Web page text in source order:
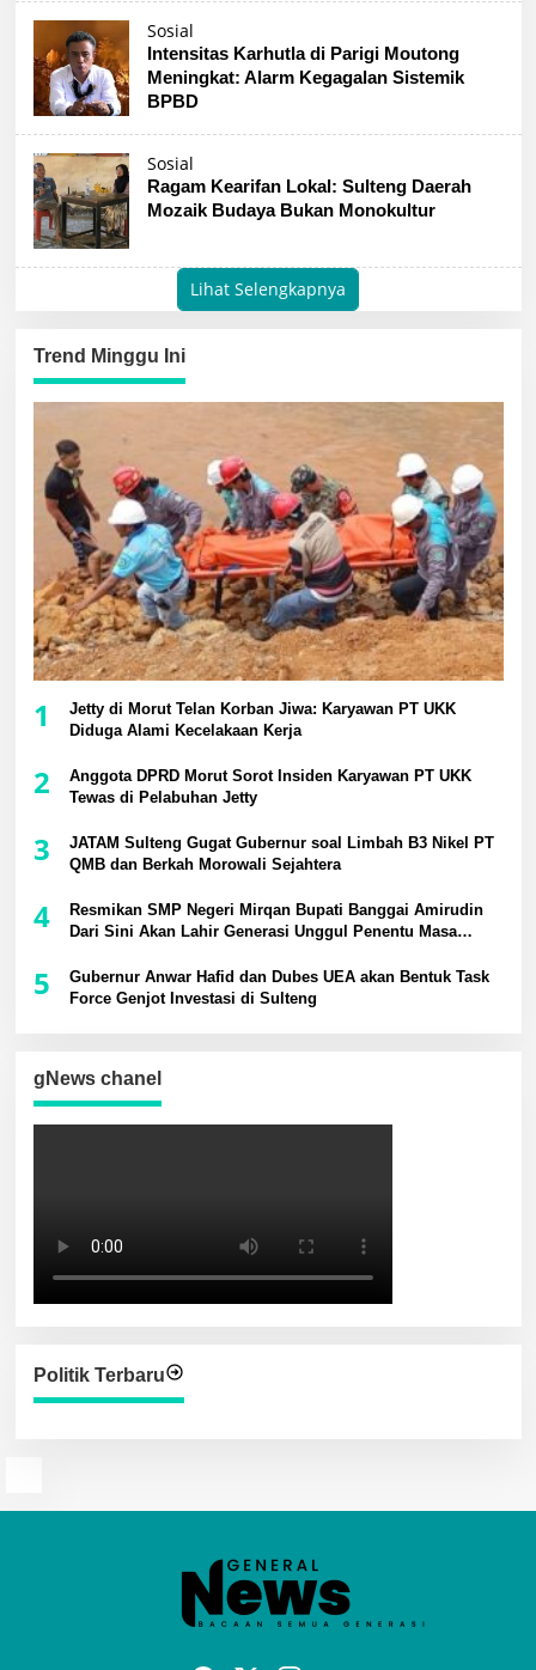
Sosial
Intensitas Karhutla di Parigi Moutong
Meningkat: Alarm Kegagalan Sistemik
BPBD
Sosial
Ragam Kearifan Lokal: Sulteng Daerah
Mozaik Budaya Bukan Monokultur
Lihat Selengkapnya
Trend Minggu Ini
1
Jetty di Morut Telan Korban Jiwa: Karyawan PT UKK
Diduga Alami Kecelakaan Kerja
2
Anggota DPRD Morut Sorot Insiden Karyawan PT UKK
Tewas di Pelabuhan Jetty
3
JATAM Sulteng Gugat Gubernur soal Limbah B3 Nikel PT
QMB dan Berkah Morowali Sejahtera
4
Resmikan SMP Negeri Mirqan Bupati Banggai Amirudin
Dari Sini Akan Lahir Generasi Unggul Penentu Masa
5
Gubernur Anwar Hafid dan Dubes UEA akan Bentuk Task
Force Genjot Investasi di Sulteng
gNews chanel
Politik Terbaru